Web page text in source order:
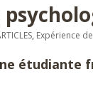
, Expérience
étudiante